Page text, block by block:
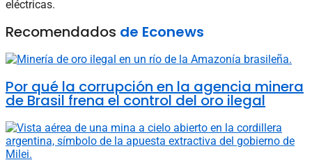
eléctricas.
Recomendados de Econews
Por qué la corrupción en la agencia minera
de Brasil frena el control del oro ilegal